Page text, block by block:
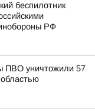
беспилотник
РФ
ПВО уничтожили 57